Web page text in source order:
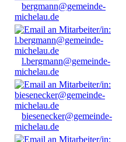
bergmann@gemeinde-
michelau.de
l.bergmann@gemeinde-
michelau.de
biesenecker@gemeinde-
michelau.de